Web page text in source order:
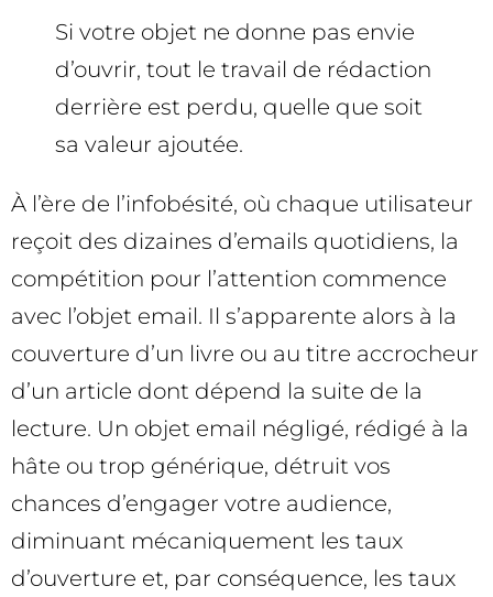
Si votre objet ne donne pas envie
d’ouvrir, tout le travail de rédaction
derrière est perdu, quelle que soit
sa valeur ajoutée.
À l’ère de l’infobésité, où chaque utilisateur
reçoit des dizaines d’emails quotidiens, la
compétition pour l’attention commence
avec l’objet email. Il s’apparente alors à la
couverture d’un livre ou au titre accrocheur
d’un article dont dépend la suite de la
lecture. Un objet email négligé, rédigé à la
hâte ou trop générique, détruit vos
chances d’engager votre audience,
diminuant mécaniquement les taux
d’ouverture et, par conséquence, les taux